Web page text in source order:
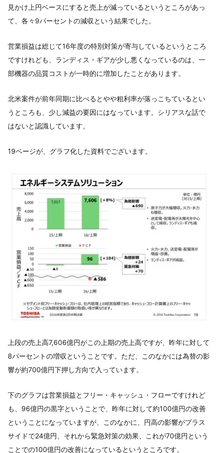
見かけ上円ベースにすると売上が減っているというところがあっ
て、各々9パーセントの減収という結果でした。
営業損益は総じて16年度の特別対策が寄与しているというところ
ですけれども、ランディス・ギアが少し悪くなっているのは、一
部機器の品質コストが一時的に増加したことがあります。
北米案件が前年同期に比べるとやや粗利率が落っこちているとい
うところも、少し減益の要因にはなっています。シリアスな話で
はないと認識しています。
19ページが、グラフ化した資料でございます。
上段の売上高7,606億円がこの上期の売上高ですが、昨年に対して
8パーセントの増収ということです。ただ、このなかには為替の影
響が約700億円下押し方向で入っています。
下のグラフは営業損益とフリー・キャッシュ・フローですけれど
も、96億円の黒字ということで、昨年に対して約100億円の改善
ということになっていますが、このなかに、円高の影響がプラス
サイドで24億円、それから緊急対策の効果、これが70億円という
ことでの100億円の改善になっているというところです。